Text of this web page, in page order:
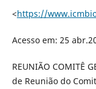
<https://
Acesso em: 25
REUNIÃO COMITÊ
de Reunião do